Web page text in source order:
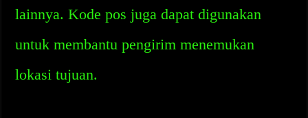
lainnya. Kode pos juga dapat digunakan
untuk membantu pengirim menemukan
lokasi tujuan.